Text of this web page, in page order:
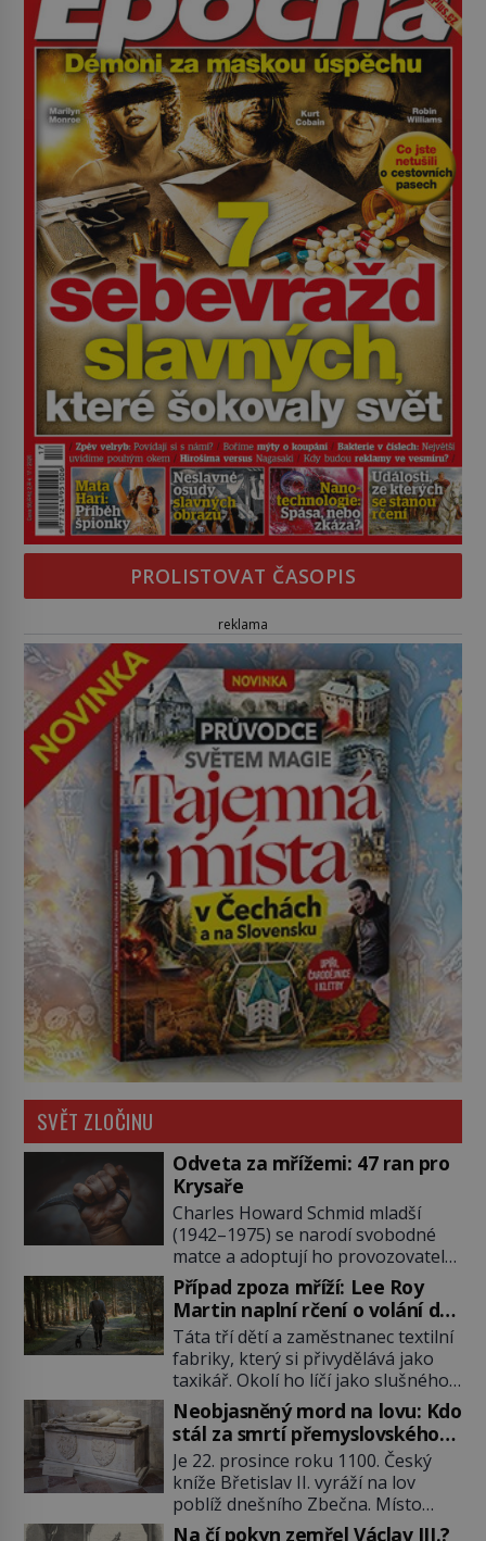
PROLISTOVAT ČASOPIS
reklama
SVĚT ZLOČINU
Odveta za mřížemi: 47 ran pro
Krysaře
Charles Howard Schmid mladší
(1942–1975) se narodí svobodné
matce a adoptují ho provozovatelé
pečovatelského domu Charles a
Katharine Schmidovi. Synek jim
mnoho radosti nepřinese. Mezi
přáteli v arizonském Tusconu se
mu přezdívá Krysař. Je to pohledný
a charismatický mladík, kterému to
ve škole dvakrát nejde. Exceluje ale
v tělocviku. Škola si díky němu
může vystavit […]
Případ zpoza mříží: Lee Roy
Martin naplní rčení o volání do
lesa
Táta tří dětí a zaměstnanec textilní
fabriky, který si přivydělává jako
taxikář. Okolí ho líčí jako slušného
člověka. To je Lee Roy Martin
(1937–1972), jinak též Škrtič z
Gaffney, městečka v Jižní Karolíně.
Mezi lety 1967 až 1968 zavraždí dvě
ženy a dvě dívky. Dne 20. května
1967 znásilní a zavraždí 32letou
Annie Lucille Dedmondovou. […]
Neobjasněný mord na lovu: Kdo
stál za smrtí přemyslovského
knížete Břetislava II.?
Je 22. prosince roku 1100. Český
kníže Břetislav II. vyráží na lov
poblíž dnešního Zbečna. Místo
návratu na Pražský hrad však
Na čí pokyn zemřel Václav III.?